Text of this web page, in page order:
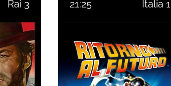
Rai 3 21:25 Italia 1